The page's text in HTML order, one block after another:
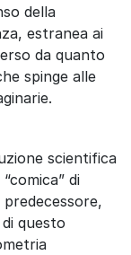
della
estranea ai
da quanto
spinge alle
scientifica
di
questo